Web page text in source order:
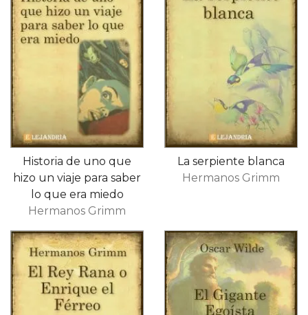
Historia de uno que
hizo un viaje para saber
lo que era miedo
Hermanos Grimm
La serpiente blanca
Hermanos Grimm